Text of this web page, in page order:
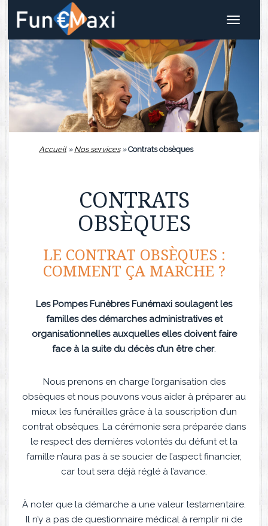
Toggle
Accueil» Nos services»Contrats obsèques
CONTRATS
OBSÈQUES
LE CONTRAT OBSÈQUES :
COMMENT ÇA MARCHE ?
Les Pompes Funèbres Funémaxi soulagent les
familles des démarches administratives et
organisationnelles auxquelles elles doivent faire
face à la suite du décès d’un être cher.
Nous prenons en charge l’organisation des
obsèques et nous pouvons vous aider à préparer au
mieux les funérailles grâce à la souscription d’un
contrat obsèques. La cérémonie sera préparée dans
le respect des dernières volontés du défunt et la
famille n’aura pas à se soucier de l’aspect financier,
car tout sera déjà réglé à l’avance.
À noter que la démarche a une valeur testamentaire.
Il n’y a pas de questionnaire médical à remplir ni de